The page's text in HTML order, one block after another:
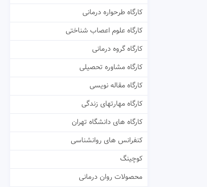
کارگاه طرحواره درمانی
کارگاه علوم اعصاب شناختی
کارگاه گروه درمانی
کارگاه مشاوره تحصیلی
کارگاه مقاله نویسی
کارگاه مهارتهای زندگی
کارگاه های دانشگاه تهران
کنفرانس های روانشناسی
کوچینگ
محصولات روان درمانی